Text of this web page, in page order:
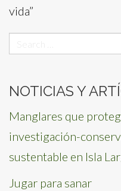
vida”
for:
NOTICIAS Y
Manglares que
investigación-
sustentable en Isla
Jugar para sanar